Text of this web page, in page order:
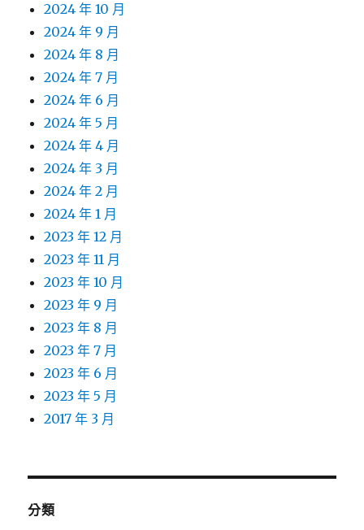
2024 年 10 月
2024 年 9 月
2024 年 8 月
2024 年 7 月
2024 年 6 月
2024 年 5 月
2024 年 4 月
2024 年 3 月
2024 年 2 月
2024 年 1 月
2023 年 12 月
2023 年 11 月
2023 年 10 月
2023 年 9 月
2023 年 8 月
2023 年 7 月
2023 年 6 月
2023 年 5 月
2017 年 3 月
分類